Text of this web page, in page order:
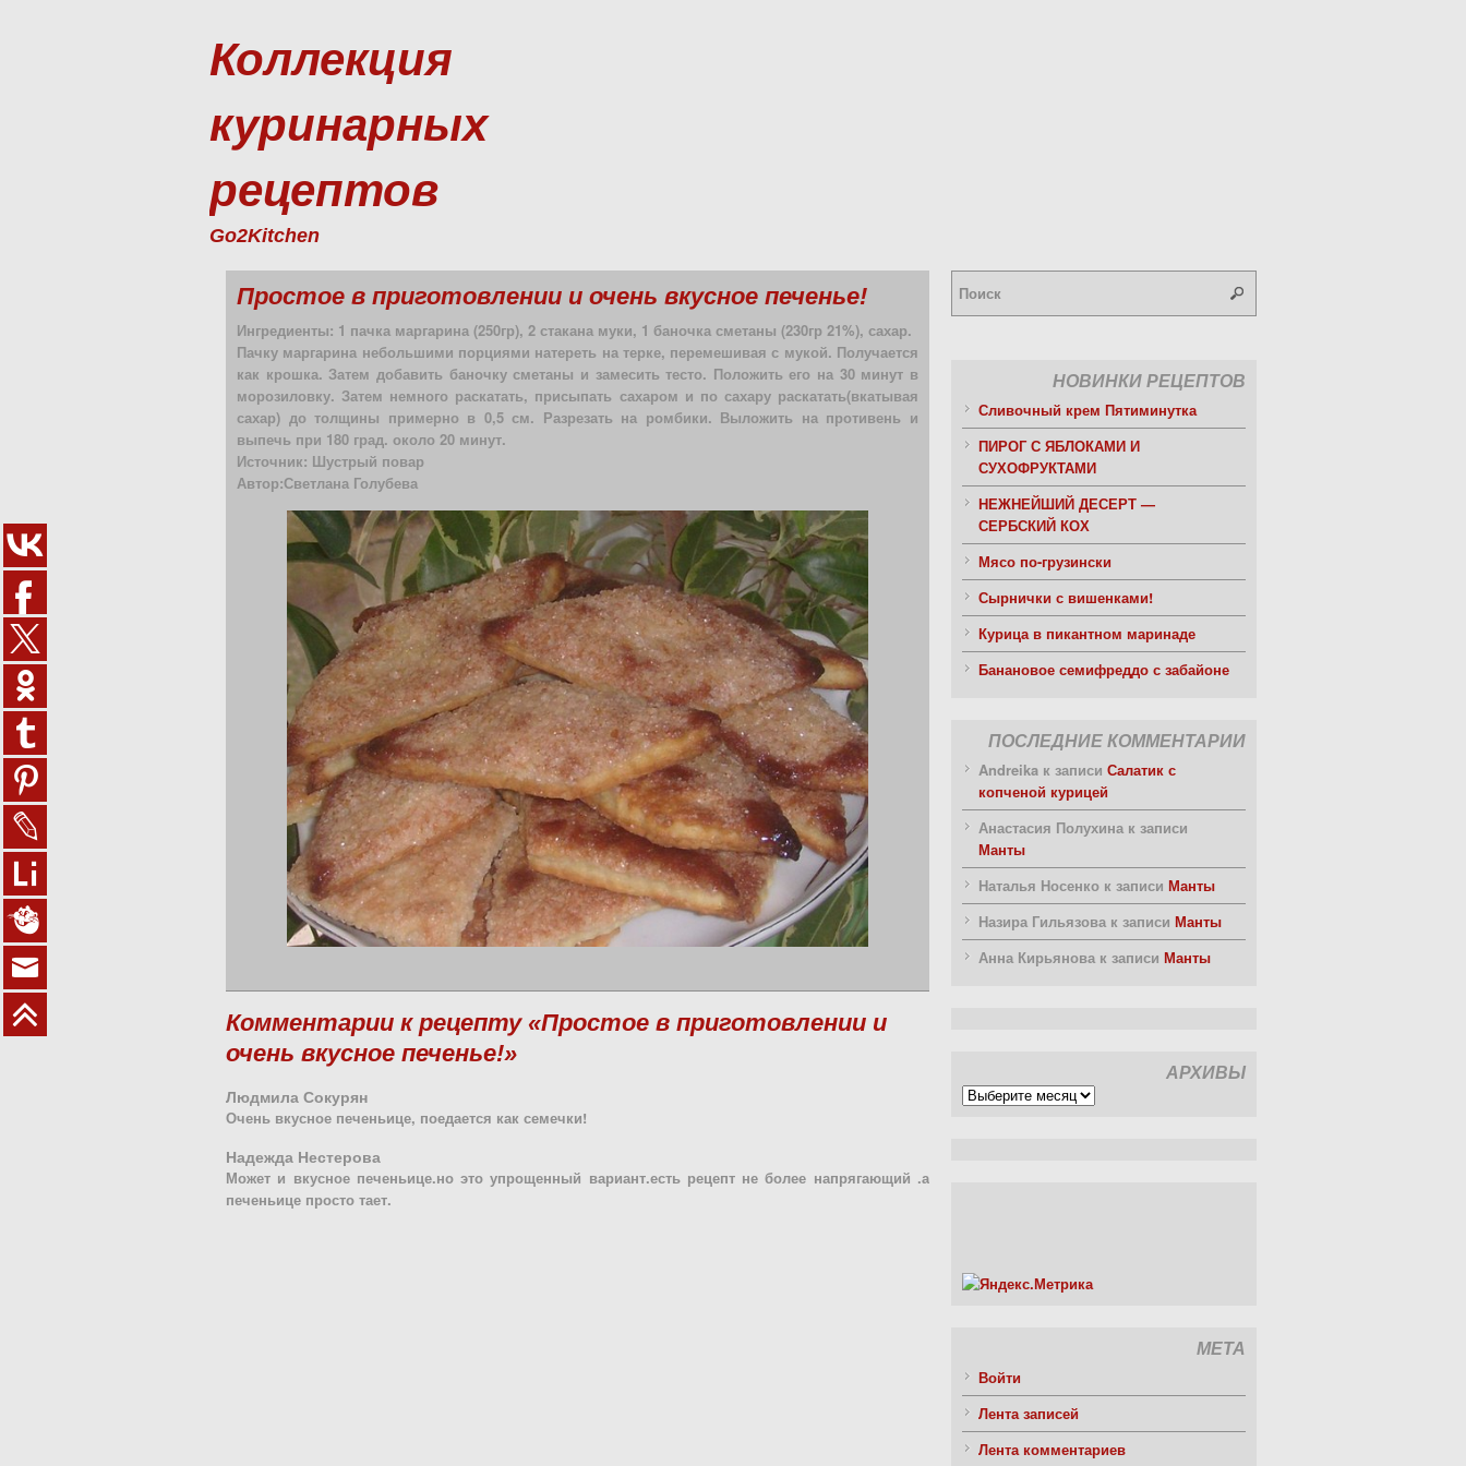
Коллекция
куринарных
рецептов
Go2Kitchen
Простое в приготовлении и очень вкусное печенье!
Ингредиенты: 1 пачка маргарина (250гр), 2 стакана муки, 1 баночка сметаны (230гр 21%), сахар.
Пачку маргарина небольшими порциями натереть на терке, перемешивая с мукой. Получается
как крошка. Затем добавить баночку сметаны и замесить тесто. Положить его на 30 минут в
морозиловку. Затем немного раскатать, присыпать сахаром и по сахару раскатать(вкатывая
сахар) до толщины примерно в 0,5 см. Разрезать на ромбики. Выложить на противень и
выпечь при 180 град. около 20 минут.
Источник: Шустрый повар
Автор:Светлана Голубева
Комментарии к рецепту «Простое в приготовлении и
очень вкусное печенье!»
Людмила Сокурян
Очень вкусное печеньице, поедается как семечки!
Надежда Нестерова
Может и вкусное печеньице.но это упрощенный вариант.есть рецепт не более напрягающий .а
печеньице просто тает.
НОВИНКИ РЕЦЕПТОВ
Сливочный крем Пятиминутка
ПИРОГ С ЯБЛОКАМИ И
СУХОФРУКТАМИ
НЕЖНЕЙШИЙ ДЕСЕРТ —
СЕРБСКИЙ КОХ
Мясо по-грузински
Сырнички с вишенками!
Курица в пикантном маринаде
Банановое семифреддо с забайоне
ПОСЛЕДНИЕ КОММЕНТАРИИ
Andreika к записи Салатик с
копченой курицей
Анастасия Полухина к записи
Манты
Наталья Носенко к записи Манты
Назира Гильязова к записи Манты
Анна Кирьянова к записи Манты
АРХИВЫ
Архивы
МЕТА
Войти
Лента записей
Лента комментариев